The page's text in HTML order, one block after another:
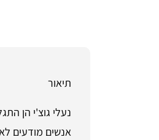
תיאור
נעלי גוצ'י הן
אנשים מודעים